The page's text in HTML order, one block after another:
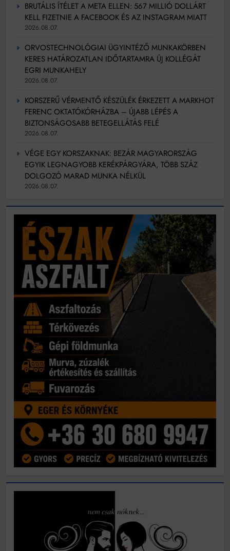
BRUTÁLIS ÍTÉLET A META ELLEN: 567 MILLIÓ DOLLÁRT
KELL FIZETNIE A FACEBOOK ÉS AZ INSTAGRAM MIATT
2026.08.07.
ORVOSTECHNOLÓGIAI ÜGYINTÉZŐ MUNKAKÖRBEN
KERES HATÁROZATLAN IDŐTARTAMRA ÚJ KOLLÉGÁT
EGRI MUNKAHELY
2026.08.07.
KORSZERŰ VÉRMENTŐ KÉSZÜLÉK ÉRKEZETT A MARKHOT
FERENC OKTATÓKÓRHÁZBA – ÚJABB LÉPÉS A
BIZTONSÁGOSABB BETEGELLÁTÁS FELÉ
2026.08.07.
VÉGE EGY KORSZAKNAK: BEZÁR MAGYARORSZÁG
EGYIK LEGNAGYOBB KERÉKPÁRGYÁRA, TÖBB SZÁZ
DOLGOZÓ MARAD MUNKA NÉLKÜL
2026.08.07.